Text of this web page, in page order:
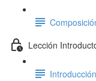
Lección
Introducción